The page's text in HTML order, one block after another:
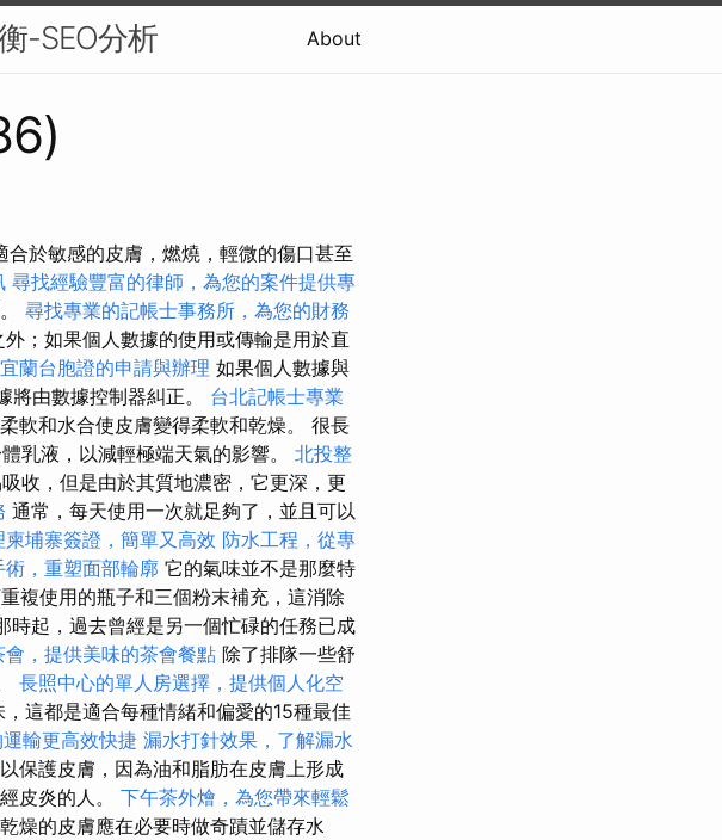
-SEO分析 About
於敏感的皮膚，燃燒，輕微的傷口甚至
尋找經驗豐富的律師，為您的案件提供專
尋找專業的記帳士事務所，為您的財務
外；如果個人數據的使用或傳輸是用於直
宜蘭台胞證的申請與辦理 如果個人數據與
將由數據控制器糾正。 台北記帳士專業
軟和水合使皮膚變得柔軟和乾燥。 很長
乳液，以減輕極端天氣的影響。 北投整
收，但是由於其質地濃密，它更深，更
通常，每天使用一次就足夠了，並且可以
柬埔寨簽證，簡單又高效 防水工程，從專
術，重塑面部輪廓 它的氣味並不是那麼特
複使用的瓶子和三個粉末補充，這消除
時起，過去曾經是另一個忙碌的任務已成
會，提供美味的茶會餐點 除了排隊一些舒
長照中心的單人房選擇，提供個人化空
這都是適合每種情緒和偏愛的15種最佳
輸更高效快捷 漏水打針效果，了解漏水
保護皮膚，因為油和脂肪在皮膚上形成
皮炎的人。 下午茶外燴，為您帶來輕鬆
燥的皮膚應在必要時做奇蹟並儲存水